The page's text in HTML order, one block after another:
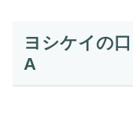
ヨシケイの
A